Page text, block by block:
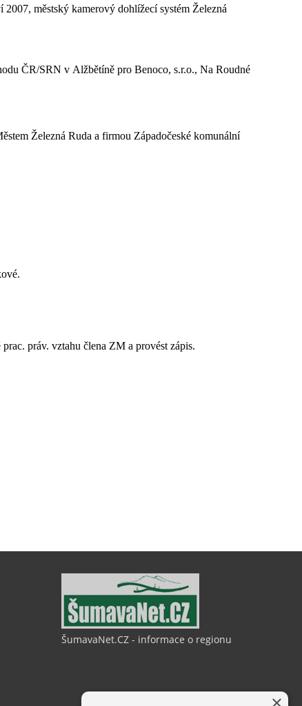
městský kamerový dohlížecí systém Železná
ČR/SRN v Alžbětíně pro Benoco, s.r.o., Na Roudné
Železná Ruda a firmou Západočeské komunální
práv. vztahu člena ZM a provést zápis.
ŠumavaNet.CZ - informace o regionu